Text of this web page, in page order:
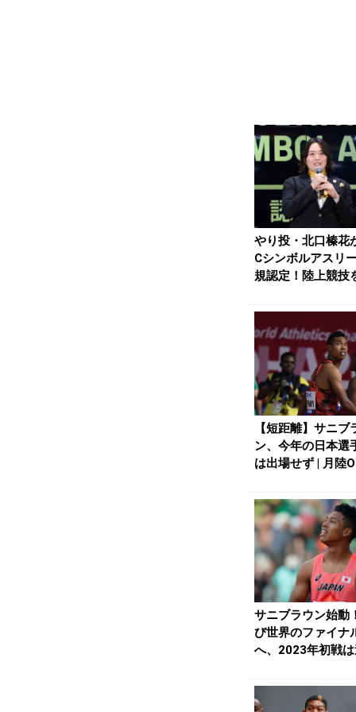
やり投・北口榛花
Cシンボルアスリ
規認定！陸上競技
【短距離】サニブ
ン、今年の日本選
は出場せず | 月陸
サニブラウン始動
び世界のファイナ
へ、2023年初戦